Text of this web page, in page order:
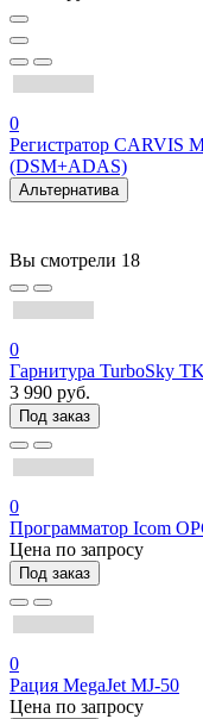
0
Регистратор CARVIS
(DSM+ADAS)
Альтернатива
Вы смотрели 18
0
Гарнитура TurboSky
3 990 руб.
Под заказ
0
Программатор Icom
Цена по запросу
Под заказ
0
Рация MegaJet MJ-50
Цена по запросу